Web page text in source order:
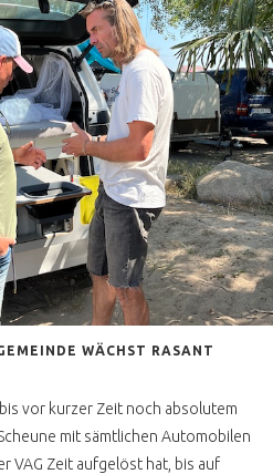
WÄCHST RASANT
vor kurzer Zeit noch absolutem
mit sämtlichen Automobilen
VAG Zeit aufgelöst hat, bis auf